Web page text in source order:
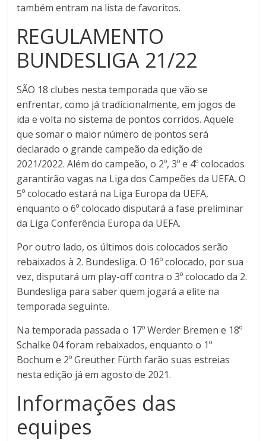
também entram na lista de favoritos.
REGULAMENTO
BUNDESLIGA 21/22
SÃO 18 clubes nesta temporada que vão se
enfrentar, como já tradicionalmente, em jogos de
ida e volta no sistema de pontos corridos. Aquele
que somar o maior número de pontos será
declarado o grande campeão da edição de
2021/2022. Além do campeão, o 2º, 3º e 4º colocados
garantirão vagas na Liga dos Campeões da UEFA. O
5º colocado estará na Liga Europa da UEFA,
enquanto o 6º colocado disputará a fase preliminar
da Liga Conferência Europa da UEFA.
Por outro lado, os últimos dois colocados serão
rebaixados à 2. Bundesliga. O 16º colocado, por sua
vez, disputará um play-off contra o 3º colocado da 2.
Bundesliga para saber quem jogará a elite na
temporada seguinte.
Na temporada passada o 17º Werder Bremen e 18º
Schalke 04 foram rebaixados, enquanto o 1º
Bochum e 2º Greuther Fürth farão suas estreias
nesta edição já em agosto de 2021.
Informações das
equipes